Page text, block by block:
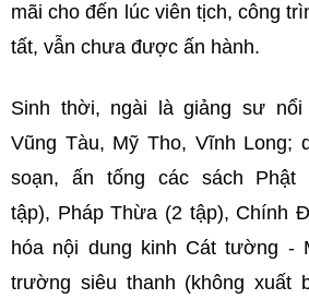
mãi cho đến lúc viên tịch, công
tất, vẫn chưa được ấn hành.
Sinh thời, ngài là giảng sư nổi
Vũng Tàu, Mỹ Tho, Vĩnh Long;
soạn, ấn tống các sách Phật
tập), Pháp Thừa (2 tập), Chính
hóa nội dung kinh Cát tường -
trường siêu thanh (không xuất